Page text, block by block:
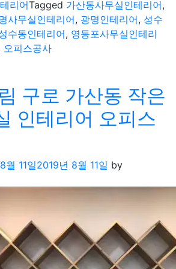
리어Tagged 가산동사무실인테리어,
사무실인테리어, 광명인테리어, 성수
수동인테리어, 영등포사무실인테리
오피스공사
구로 가산동 작은
인테리어 오피스
월 11일2019년 8월 11일 by